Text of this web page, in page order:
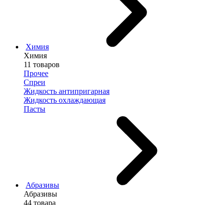
Химия
Химия
11 товаров
Прочее
Спреи
Жидкость антипригарная
Жидкость охлаждающая
Пасты
Абразивы
Абразивы
44 товара